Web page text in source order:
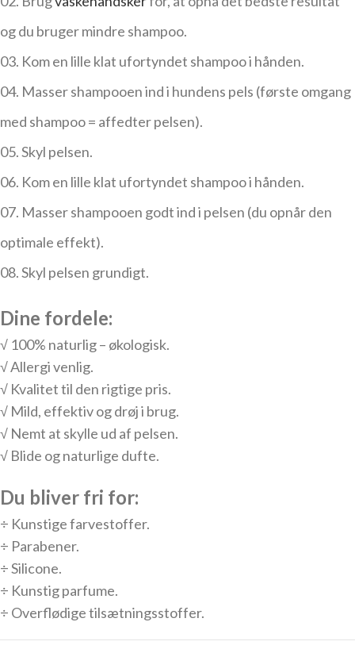
og du bruger mindre shampoo.
03. Kom en lille klat ufortyndet shampoo i hånden.
04. Masser shampooen ind i hundens pels (første omgang
med shampoo = affedter pelsen).
05. Skyl pelsen.
06. Kom en lille klat ufortyndet shampoo i hånden.
07. Masser shampooen godt ind i pelsen (du opnår den
optimale effekt).
08. Skyl pelsen grundigt.
Dine fordele:
√ 100% naturlig – økologisk.
√ Allergi venlig.
√ Kvalitet til den rigtige pris.
√ Mild, effektiv og drøj i brug.
√ Nemt at skylle ud af pelsen.
√ Blide og naturlige dufte.
Du bliver fri for:
÷ Kunstige farvestoffer.
÷ Parabener.
÷ Silicone.
÷ Kunstig parfume.
÷ Overflødige tilsætningsstoffer.